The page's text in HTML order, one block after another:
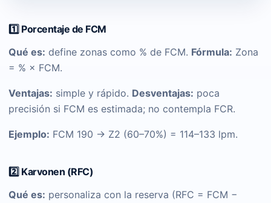
1️⃣ Porcentaje de FCM
Qué es: define zonas como % de FCM. Fórmula: Zona
= % × FCM.
Ventajas: simple y rápido. Desventajas: poca
precisión si FCM es estimada; no contempla FCR.
Ejemplo: FCM 190 → Z2 (60–70%) = 114–133 lpm.
2️⃣ Karvonen (RFC)
Qué es: personaliza con la reserva (RFC = FCM −